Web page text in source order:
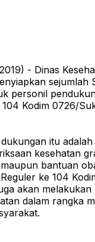
- Dinas
sejumlah
personil
Kodim 0726/
itu adalah
kesehatan
bantuan
ke 104
akan
dalam rangka